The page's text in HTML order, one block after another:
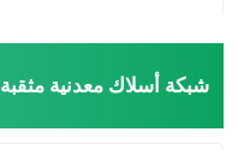
شبكة أسلاك معدنية مثقبة